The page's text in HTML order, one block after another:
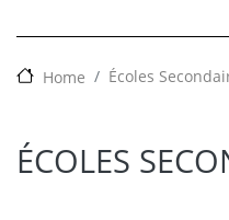
Home Écoles
ÉCOLES